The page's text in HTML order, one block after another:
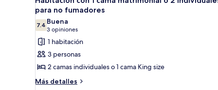
fumadores
individuales,
2
camas
individuales,
para
no
fumadores
todas
las
fotos
de
Habitación
con
1
cama
para no fumadores
7.47.4 de 10
Buena
3 opiniones
(3
opiniones)
1 habitación
3 personas
2 camas individuales o 1 cama King size
Más detalles
Más